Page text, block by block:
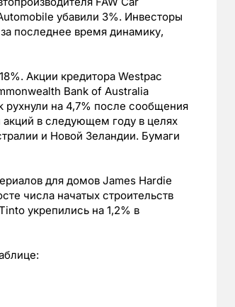
убавили 3%. Инвесторы
последнее время динамику,
Акции кредитора Westpac
Bank of Australia
рухнули на 4,7% после сообщения
в следующем году в целях
и Новой Зеландии. Бумаги
для домов James Hardie
числа начатых строительств
укрепились на 1,2% в